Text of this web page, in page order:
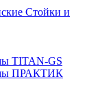
Стойки и
TITAN-GS
ПРАКТИК